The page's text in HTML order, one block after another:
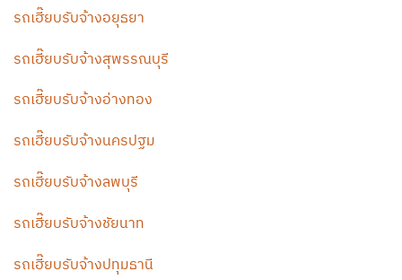
รถเฮี๊ยบรับจ้างอยุธยา
รถเฮี๊ยบรับจ้างสุพรรณบุรี
รถเฮี๊ยบรับจ้างอ่างทอง
รถเฮี๊ยบรับจ้างนครปฐม
รถเฮี๊ยบรับจ้างลพบุรี
รถเฮี๊ยบรับจ้างชัยนาท
รถเฮี๊ยบรับจ้างปทุมธานี